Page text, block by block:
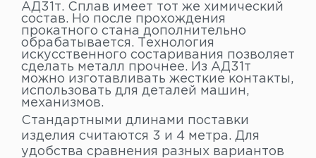
АД31т. Сплав имеет тот же химический
состав. Но после прохождения
прокатного стана дополнительно
обрабатывается. Технология
искусственного состаривания позволяет
сделать металл прочнее. Из АД31т
можно изготавливать жесткие контакты,
использовать для деталей машин,
механизмов.
Стандартными длинами поставки
изделия считаются 3 и 4 метра. Для
удобства сравнения разных вариантов